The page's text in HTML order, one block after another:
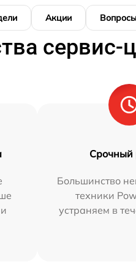
Акции Вопросы
сервис-
Срочный
Большинство
техники
устраняем в